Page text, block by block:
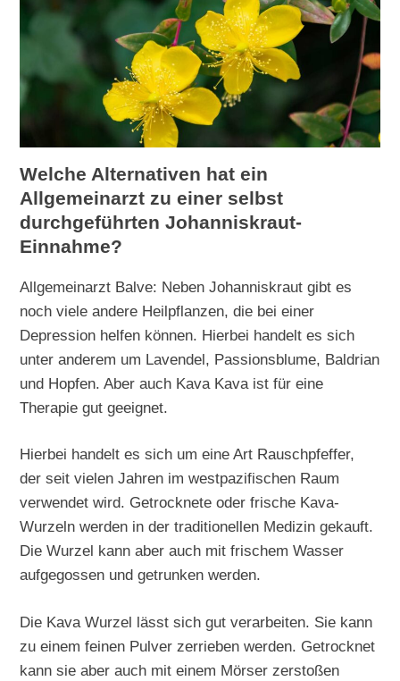
Welche Alternativen hat ein
Allgemeinarzt zu einer selbst
durchgeführten Johanniskraut-
Einnahme?
Allgemeinarzt Balve: Neben Johanniskraut gibt es
noch viele andere Heilpflanzen, die bei einer
Depression helfen können. Hierbei handelt es sich
unter anderem um Lavendel, Passionsblume, Baldrian
und Hopfen. Aber auch Kava Kava ist für eine
Therapie gut geeignet.
Hierbei handelt es sich um eine Art Rauschpfeffer,
der seit vielen Jahren im westpazifischen Raum
verwendet wird. Getrocknete oder frische Kava-
Wurzeln werden in der traditionellen Medizin gekauft.
Die Wurzel kann aber auch mit frischem Wasser
aufgegossen und getrunken werden.
Die Kava Wurzel lässt sich gut verarbeiten. Sie kann
zu einem feinen Pulver zerrieben werden. Getrocknet
kann sie aber auch mit einem Mörser zerstoßen